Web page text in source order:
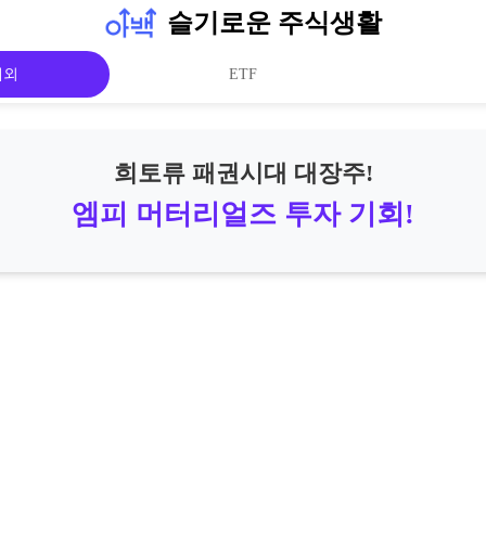
슬기로운 주식생활
ETF
희토류 패권시대 대장주!
엠피 머터리얼즈 투자 기회!